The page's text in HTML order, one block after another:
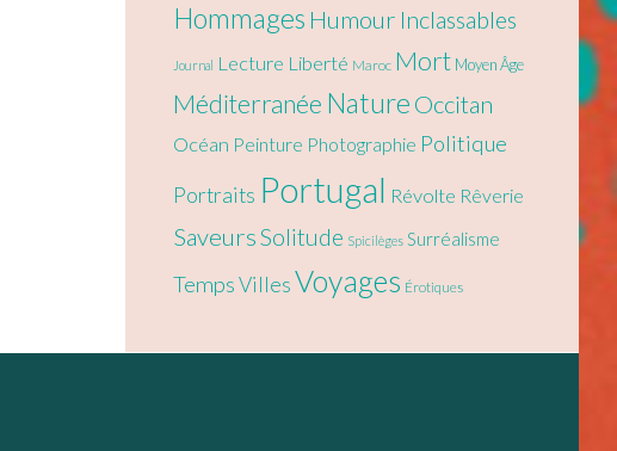
Hommages Humour Inclassables
Journal Lecture Liberté Maroc Mort Moyen Âge
Méditerranée Nature Occitan
Océan Peinture Photographie Politique
Portraits Portugal Révolte Rêverie
SaveursSolitude Spicilèges Surréalisme
TempsVillesVoyages Érotiques